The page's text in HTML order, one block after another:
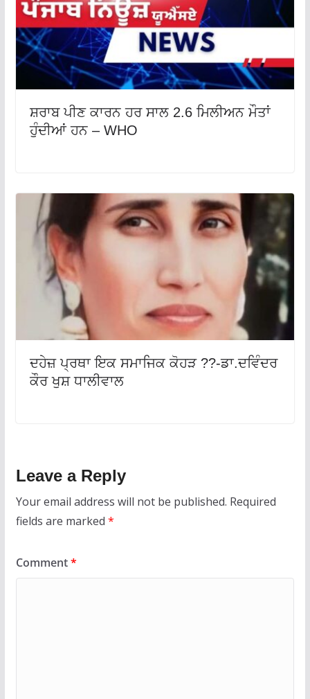
ਸ਼ਰਾਬ ਪੀਣ ਕਾਰਨ ਹਰ ਸਾਲ 2.6 ਮਿਲੀਅਨ ਮੌਤਾਂ
ਹੁੰਦੀਆਂ ਹਨ – WHO
ਦਹੇਜ਼ ਪ੍ਰਥਾ ਇਕ ਸਮਾਜਿਕ ਕੋਹੜ ??-ਡਾ.ਦਵਿੰਦਰ
ਕੌਰ ਖੁਸ਼ ਧਾਲੀਵਾਲ
Leave a Reply
Your email address will not be published. Required
fields are marked *
Comment*